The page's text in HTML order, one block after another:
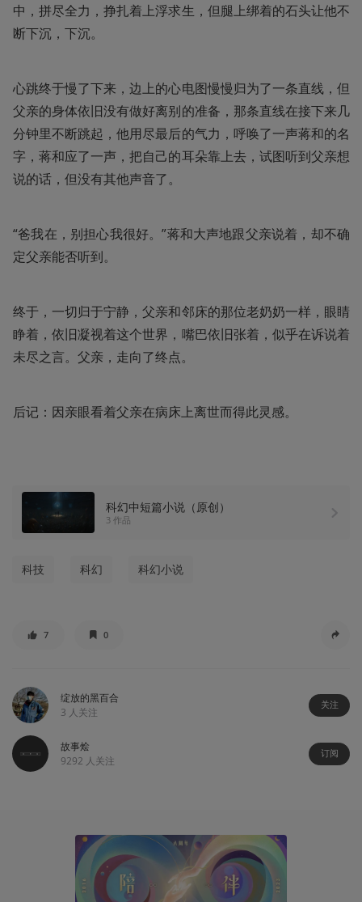
中，拼尽全力，挣扎着上浮求生，但腿上绑着的石头让他不
断下沉，下沉。
心跳终于慢了下来，边上的心电图慢慢归为了一条直线，但
父亲的身体依旧没有做好离别的准备，那条直线在接下来几
分钟里不断跳起，他用尽最后的气力，呼唤了一声蒋和的名
字，蒋和应了一声，把自己的耳朵靠上去，试图听到父亲想
说的话，但没有其他声音了。
“爸我在，别担心我很好。”蒋和大声地跟父亲说着，却不确
定父亲能否听到。
终于，一切归于宁静，父亲和邻床的那位老奶奶一样，眼睛
睁着，依旧凝视着这个世界，嘴巴依旧张着，似乎在诉说着
未尽之言。父亲，走向了终点。
后记：因亲眼看着父亲在病床上离世而得此灵感。
科幻中短篇小说（原创）
3 作品
科技 科幻 科幻小说
7 0
绽放的黑百合
3 人关注
关注
故事烩
9292 人关注
订阅